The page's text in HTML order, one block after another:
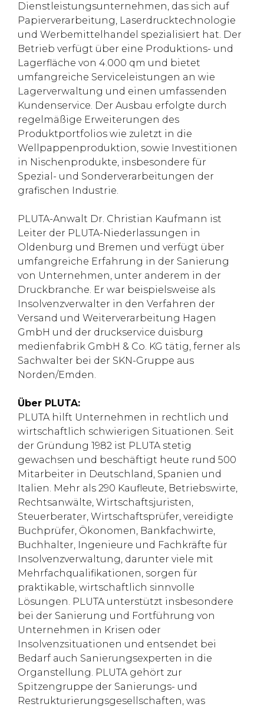
Dienstleistungsunternehmen, das sich auf
Papierverarbeitung, Laserdrucktechnologie
und Werbemittelhandel spezialisiert hat. Der
Betrieb verfügt über eine Produktions- und
Lagerfläche von 4.000 qm und bietet
umfangreiche Serviceleistungen an wie
Lagerverwaltung und einen umfassenden
Kundenservice. Der Ausbau erfolgte durch
regelmäßige Erweiterungen des
Produktportfolios wie zuletzt in die
Wellpappenproduktion, sowie Investitionen
in Nischenprodukte, insbesondere für
Spezial- und Sonderverarbeitungen der
grafischen Industrie.
PLUTA-Anwalt Dr. Christian Kaufmann ist
Leiter der PLUTA-Niederlassungen in
Oldenburg und Bremen und verfügt über
umfangreiche Erfahrung in der Sanierung
von Unternehmen, unter anderem in der
Druckbranche. Er war beispielsweise als
Insolvenzverwalter in den Verfahren der
Versand und Weiterverarbeitung Hagen
GmbH und der druckservice duisburg
medienfabrik GmbH & Co. KG tätig, ferner als
Sachwalter bei der SKN-Gruppe aus
Norden/Emden.
Über PLUTA:
PLUTA hilft Unternehmen in rechtlich und
wirtschaftlich schwierigen Situationen. Seit
der Gründung 1982 ist PLUTA stetig
gewachsen und beschäftigt heute rund 500
Mitarbeiter in Deutschland, Spanien und
Italien. Mehr als 290 Kaufleute, Betriebswirte,
Rechtsanwälte, Wirtschaftsjuristen,
Steuerberater, Wirtschaftsprüfer, vereidigte
Buchprüfer, Ökonomen, Bankfachwirte,
Buchhalter, Ingenieure und Fachkräfte für
Insolvenzverwaltung, darunter viele mit
Mehrfachqualifikationen, sorgen für
praktikable, wirtschaftlich sinnvolle
Lösungen. PLUTA unterstützt insbesondere
bei der Sanierung und Fortführung von
Unternehmen in Krisen oder
Insolvenzsituationen und entsendet bei
Bedarf auch Sanierungsexperten in die
Organstellung. PLUTA gehört zur
Spitzengruppe der Sanierungs- und
Restrukturierungsgesellschaften, was